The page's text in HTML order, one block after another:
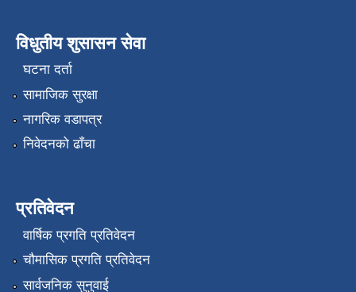
विधुतीय शुसासन सेवा
घटना दर्ता
सामाजिक सुरक्षा
नागरिक वडापत्र
निवेदनको ढाँचा
प्रतिवेदन
वार्षिक प्रगति प्रतिवेदन
चौमासिक प्रगति प्रतिवेदन
सार्वजनिक सुनुवाई